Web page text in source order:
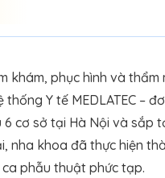
khám, phục hình và
Y tế MEDLATEC –
cơ sở tại Hà Nội và sắp
nha khoa đã thực hiện
phẫu thuật phức tạp.